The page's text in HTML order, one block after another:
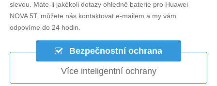
slevou. Máte-li jakékoli dotazy ohledně baterie pro Huawei
NOVA 5T, můžete nás kontaktovat e-mailem a my vám
odpovíme do 24 hodin.
Bezpečnostní ochrana
Více inteligentní ochrany